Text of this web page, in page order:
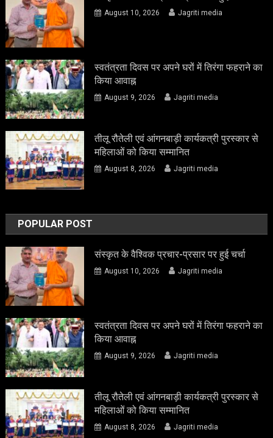
August 10, 2026 Jagriti media
स्वतंत्रता दिवस पर अपने घरों में तिरंगा फहराने का
किया आवाह्न
August 9, 2026 Jagriti media
तीलू रौतेली एवं आंगनबाड़ी कार्यकत्री पुरस्कार से
महिलाओं को किया सम्मानित
August 8, 2026 Jagriti media
POPULAR POST
संस्कृत के वैश्विक प्रचार-प्रसार पर हुई चर्चा
August 10, 2026 Jagriti media
स्वतंत्रता दिवस पर अपने घरों में तिरंगा फहराने का
किया आवाह्न
August 9, 2026 Jagriti media
तीलू रौतेली एवं आंगनबाड़ी कार्यकत्री पुरस्कार से
महिलाओं को किया सम्मानित
August 8, 2026 Jagriti media